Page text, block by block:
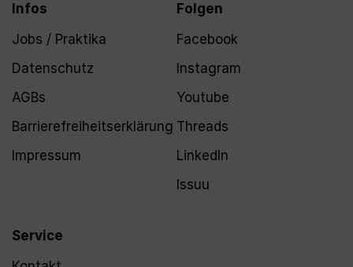
Infos
Jobs / Praktika
Datenschutz
AGBs
Barrierefreiheitserklärung
Impressum
Service
Folgen
Facebook
Instagram
Youtube
Threads
LinkedIn
Issuu